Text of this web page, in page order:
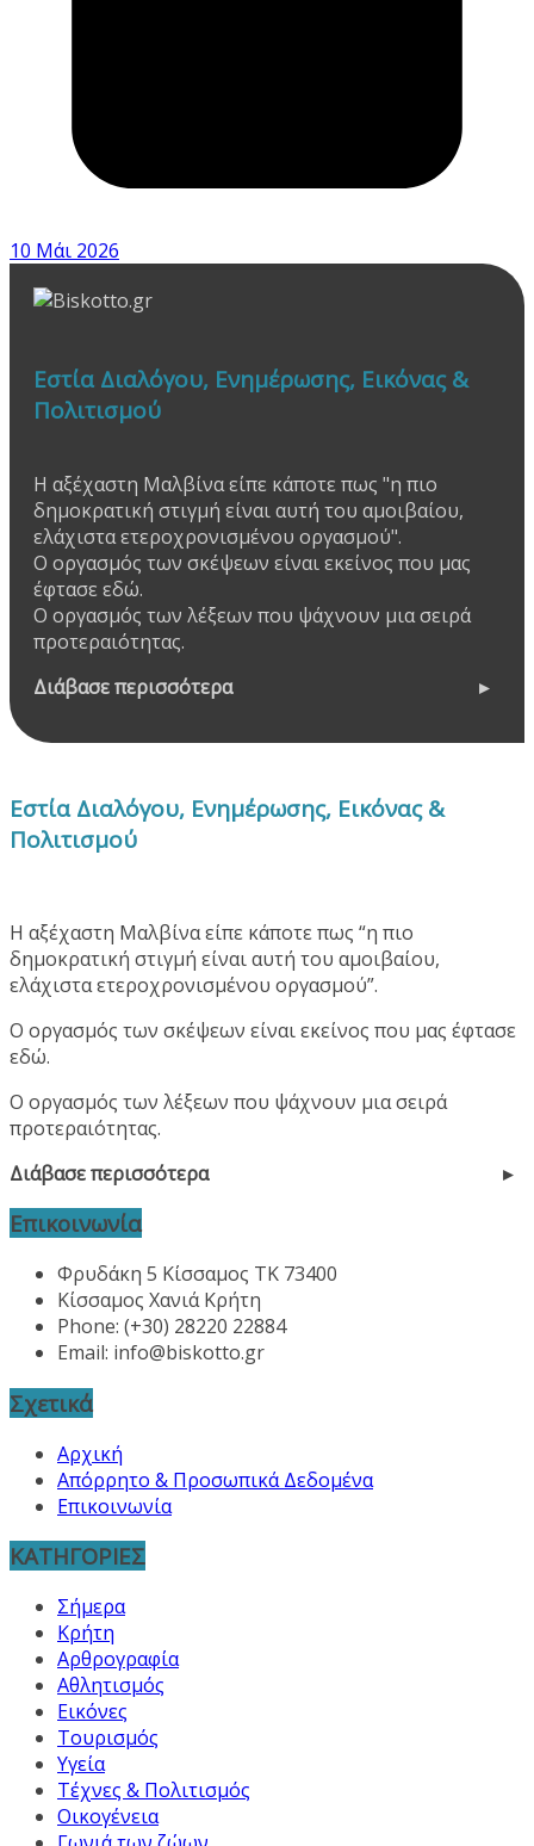
10 Μάι 2026
Εστία Διαλόγου, Ενημέρωσης, Εικόνας &
Πολιτισμού
Η αξέχαστη Μαλβίνα είπε κάποτε πως "η πιο
δημοκρατική στιγμή είναι αυτή του αμοιβαίου,
ελάχιστα ετεροχρονισμένου οργασμού".
Ο οργασμός των σκέψεων είναι εκείνος που μας
έφτασε εδώ.
Ο οργασμός των λέξεων που ψάχνουν μια σειρά
προτεραιότητας.
Διάβασε περισσότερα
Εστία Διαλόγου, Ενημέρωσης, Εικόνας &
Πολιτισμού
Η αξέχαστη Μαλβίνα είπε κάποτε πως “η πιο
δημοκρατική στιγμή είναι αυτή του αμοιβαίου,
ελάχιστα ετεροχρονισμένου οργασμού”.
Ο οργασμός των σκέψεων είναι εκείνος που μας έφτασε
εδώ.
Ο οργασμός των λέξεων που ψάχνουν μια σειρά
προτεραιότητας.
Διάβασε περισσότερα
Επικοινωνία
Φρυδάκη 5 Κίσσαμος ΤΚ 73400
Κίσσαμος Χανιά Κρήτη
Phone: (+30) 28220 22884
Email: info@biskotto.gr
Σχετικά
Αρχική
Απόρρητο & Προσωπικά Δεδομένα
Επικοινωνία
ΚΑΤΗΓΟΡΙΕΣ
Σήμερα
Κρήτη
Αρθρογραφία
Αθλητισμός
Εικόνες
Τουρισμός
Υγεία
Τέχνες & Πολιτισμός
Οικογένεια